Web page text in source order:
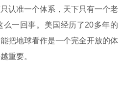
认准一个体系，天下只有一个老
么一回事。美国经历了20多年的
把地球看作是一个完全开放的体
重要。